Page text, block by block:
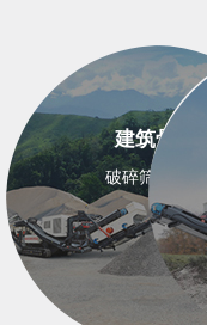
建筑骨料
破碎筛分设备